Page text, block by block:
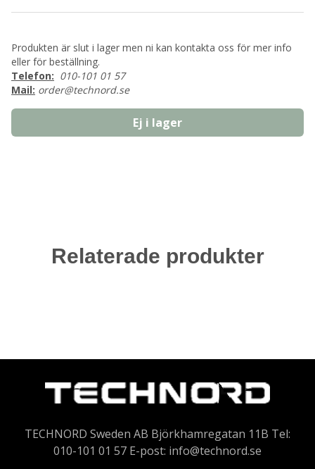
Produkten är slut i lager men ni kan kontakta oss för mer info
eller för beställning.
Telefon: 010-101 01 57
Mail: order@technord.se
Ej i lager
Relaterade produkter
TECHNORD Sweden AB Björkhamregatan 11B Tel:
010-101 01 57 E-post: info@technord.se